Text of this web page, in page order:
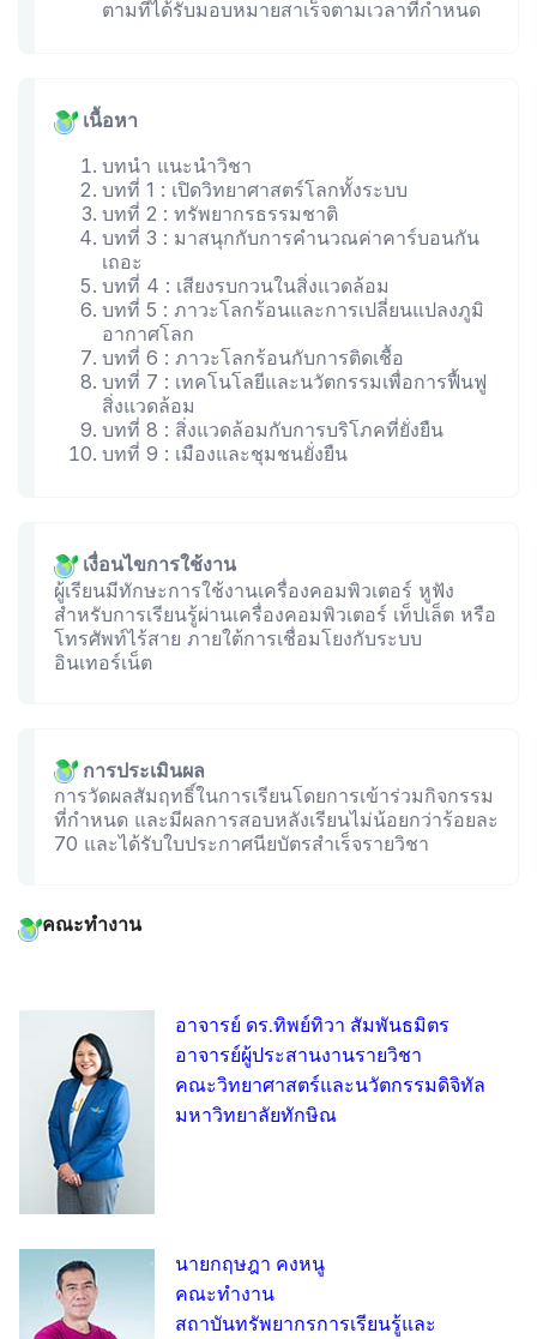
ตามที่ได้รับมอบหมายสาเร็จตามเวลาที่กำหนด
เนื้อหา
บทนำ แนะนำวิชา
บทที่ 1 : เปิดวิทยาศาสตร์โลกทั้งระบบ
บทที่ 2 : ทรัพยากรธรรมชาติ
บทที่ 3 : มาสนุกกับการคำนวณค่าคาร์บอนกัน
เถอะ
บทที่ 4 : เสียงรบกวนในสิ่งแวดล้อม
บทที่ 5 : ภาวะโลกร้อนและการเปลี่ยนแปลงภูมิ
อากาศโลก
บทที่ 6 : ภาวะโลกร้อนกับการติดเชื้อ
บทที่ 7 : เทคโนโลยีและนวัตกรรมเพื่อการฟื้นฟู
สิ่งแวดล้อม
บทที่ 8 : สิ่งแวดล้อมกับการบริโภคที่ยั่งยืน
บทที่ 9 : เมืองและชุมชนยั่งยืน
เงื่อนไขการใช้งาน
ผู้เรียนมีทักษะการใช้งานเครื่องคอมพิวเตอร์ หูฟัง
สำหรับการเรียนรู้ผ่านเครื่องคอมพิวเตอร์ เท็ปเล็ต หรือ
โทรศัพท์ไร้สาย ภายใต้การเชื่อมโยงกับระบบ
อินเทอร์เน็ต
การประเมินผล
การวัดผลสัมฤทธิ์ในการเรียนโดยการเข้าร่วมกิจกรรม
ที่กำหนด และมีผลการสอบหลังเรียนไม่น้อยกว่าร้อยละ
70 และได้รับใบประกาศนียบัตรสำเร็จรายวิชา
คณะทำงาน
อาจารย์ ดร.ทิพย์ทิวา สัมพันธมิตร
อาจารย์ผู้ประสานงานรายวิชา
คณะวิทยาศาสตร์และนวัตกรรมดิจิทัล
มหาวิทยาลัยทักษิณ
นายกฤษฎา คงหนู
คณะทำงาน
สถาบันทรัพยากรการเรียนรู้และ